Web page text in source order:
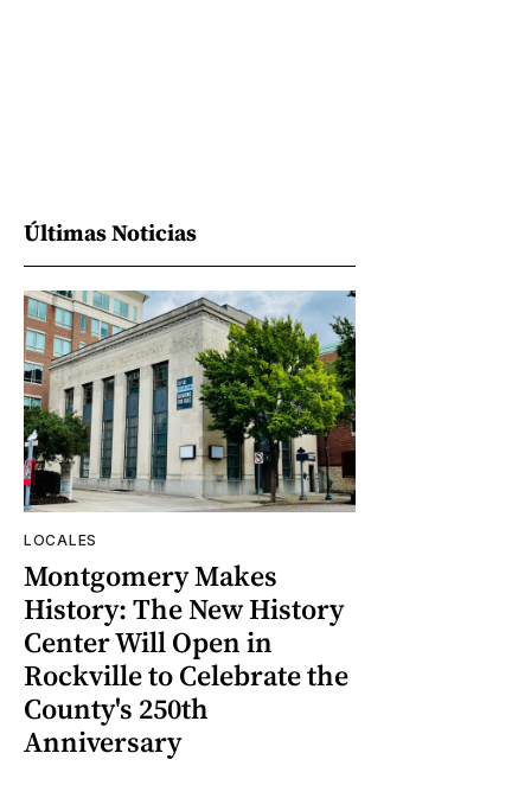
Últimas Noticias
LOCALES
Montgomery Makes
History: The New History
Center Will Open in
Rockville to Celebrate the
County's 250th
Anniversary